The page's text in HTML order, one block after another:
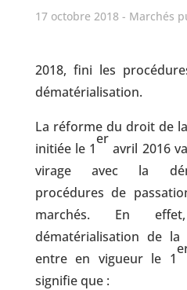
17 octobre 2018 Marchés
2018, fini les
dématérialisation.
La réforme du droit de
initiée le 1
er
avril 2016
virage avec la
procédures de
marchés. En
dématérialisation de la
entre en vigueur le 1
signifie que :